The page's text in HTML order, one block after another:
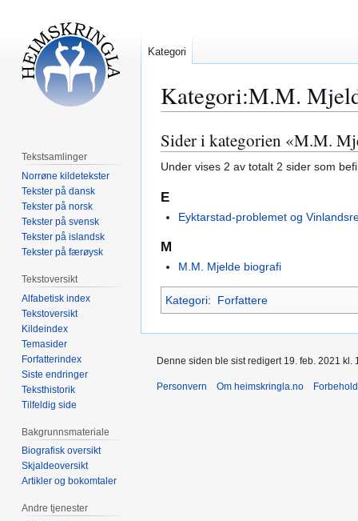
Kategori:M.M.
Hopp
til
navigering
Hopp
til
søk
Sider i kategorien «M.M.
Under vises 2 av totalt 2 sider som
E
Eyktarstad-problemet og
M
M.M. Mjelde biografi
Kategori: Forfattere
Kategori
Tekstsamlinger
Norrøne kildetekster
Tekster på dansk
Tekster på norsk
Tekster på svensk
Tekster på islandsk
Tekster på færøysk
Tekstoversikt
Alfabetisk index
Tekstoversikt
Kildeindex
Temasider
Forfatterindex
Siste endringer
Teksthistorik
Tilfeldig side
Bakgrunnsmateriale
Biografisk oversikt
Skjaldeoversikt
Artikler og bokomtaler
Andre tjenester
Denne siden ble sist redigert 19. feb. 2021 kl.
Personvern Om heimskringla.no Forbehold